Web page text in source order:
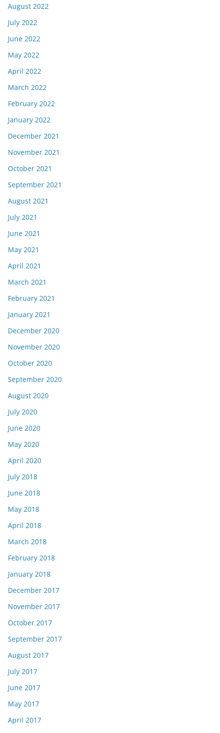
August 2022
July 2022
June 2022
May 2022
April 2022
March 2022
February 2022
January 2022
December 2021
November 2021
October 2021
September 2021
August 2021
July 2021
June 2021
May 2021
April 2021
March 2021
February 2021
January 2021
December 2020
November 2020
October 2020
September 2020
August 2020
July 2020
June 2020
May 2020
April 2020
July 2018
June 2018
May 2018
April 2018
March 2018
February 2018
January 2018
December 2017
November 2017
October 2017
September 2017
August 2017
July 2017
June 2017
May 2017
April 2017